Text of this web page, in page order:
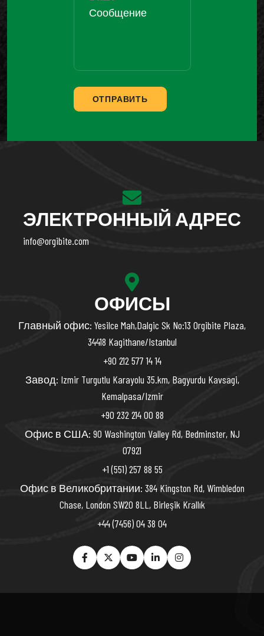
ОТПРАВИТЬ
ЭЛЕКТРОННЫЙ АДРЕС
info@orgibite.com
ОФИСЫ
Главный офис: Yesilce Mah,Dalgic Sk No:13 Orgibite Plaza,
34418 Kagithane/Istanbul
+90 212 577 14 14
Завод: Izmir Turgutlu Karayolu 35.km, Bagyurdu Kavsagi,
Kemalpasa/Izmir
+90 232 214 00 88
Офис в США: 90 Washington Valley Rd, Bedminster, NJ
07921
+1 (551) 257 88 55
Офис в Великобритании: 384 Kingston Rd, Wimbledon
Chase, London SW20 8LL, Birleşik Krallık
+44 (7456) 04 38 04